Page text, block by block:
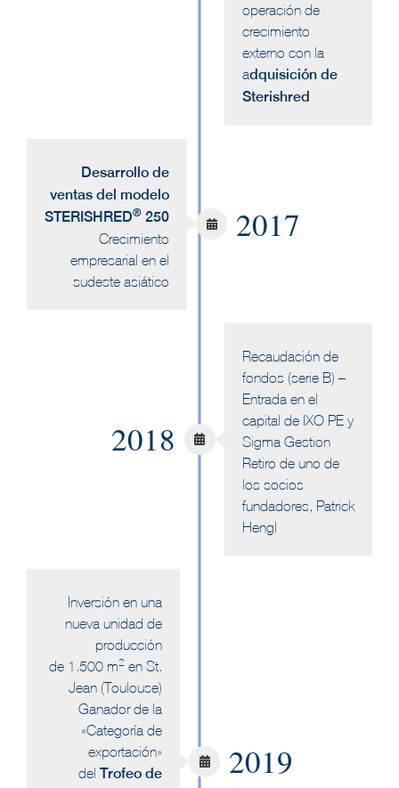
operación de
crecimiento
externo con la
adquisición de
Sterishred
Desarrollo de
ventas del modelo
STERISHRED® 250
Crecimiento
empresarial en el
sudeste asiático
2017
Recaudación de
fondos (serie B) –
Entrada en el
capital de IXO PE y
Sigma Gestion
Retiro de uno de
los socios
fundadores, Patrick
Hengl
2018
Inversión en una
nueva unidad de
producción
de 1.500 m2 en St.
Jean (Toulouse)
Ganador de la
«Categoría de
exportación»
del Trofeo de
2019